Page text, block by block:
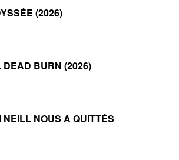
(2026)
DEAD BURN (2026)
NEILL NOUS A QUITTÉS